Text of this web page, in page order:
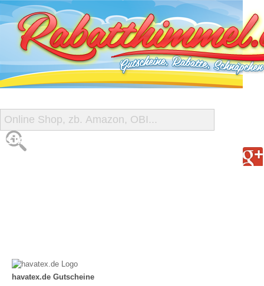
START
havatex.de Gutscheine